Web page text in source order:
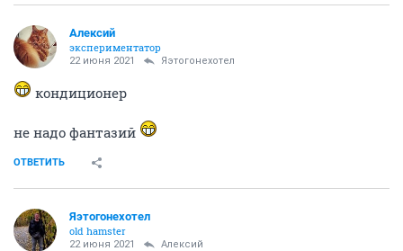
Алексий
экспериментатор
22 июня 2021 Яэтогонехотел
кондиционер
не надо фантазий
ОТВЕТИТЬ
Яэтогонехотел
old hamster
22 июня 2021 Алексий